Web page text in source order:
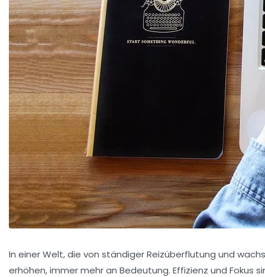
In einer Welt, die von ständiger Reizüberflutung und
erhöhen, immer mehr an Bedeutung. Effizienz und Fokus